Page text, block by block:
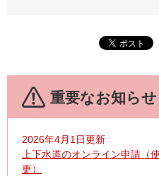
重要なお知らせ
2026年4月1日更新
上下水道のオンライン申請（
更）